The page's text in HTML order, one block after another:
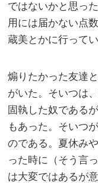
ではないかと思っ
用には届かない点
蔵美とかに行って
煽りたかった友達
がいた。そいつは
固執した奴である
もあった。そいつ
のである。夏休み
った時に（そう言
は大変ではあるが